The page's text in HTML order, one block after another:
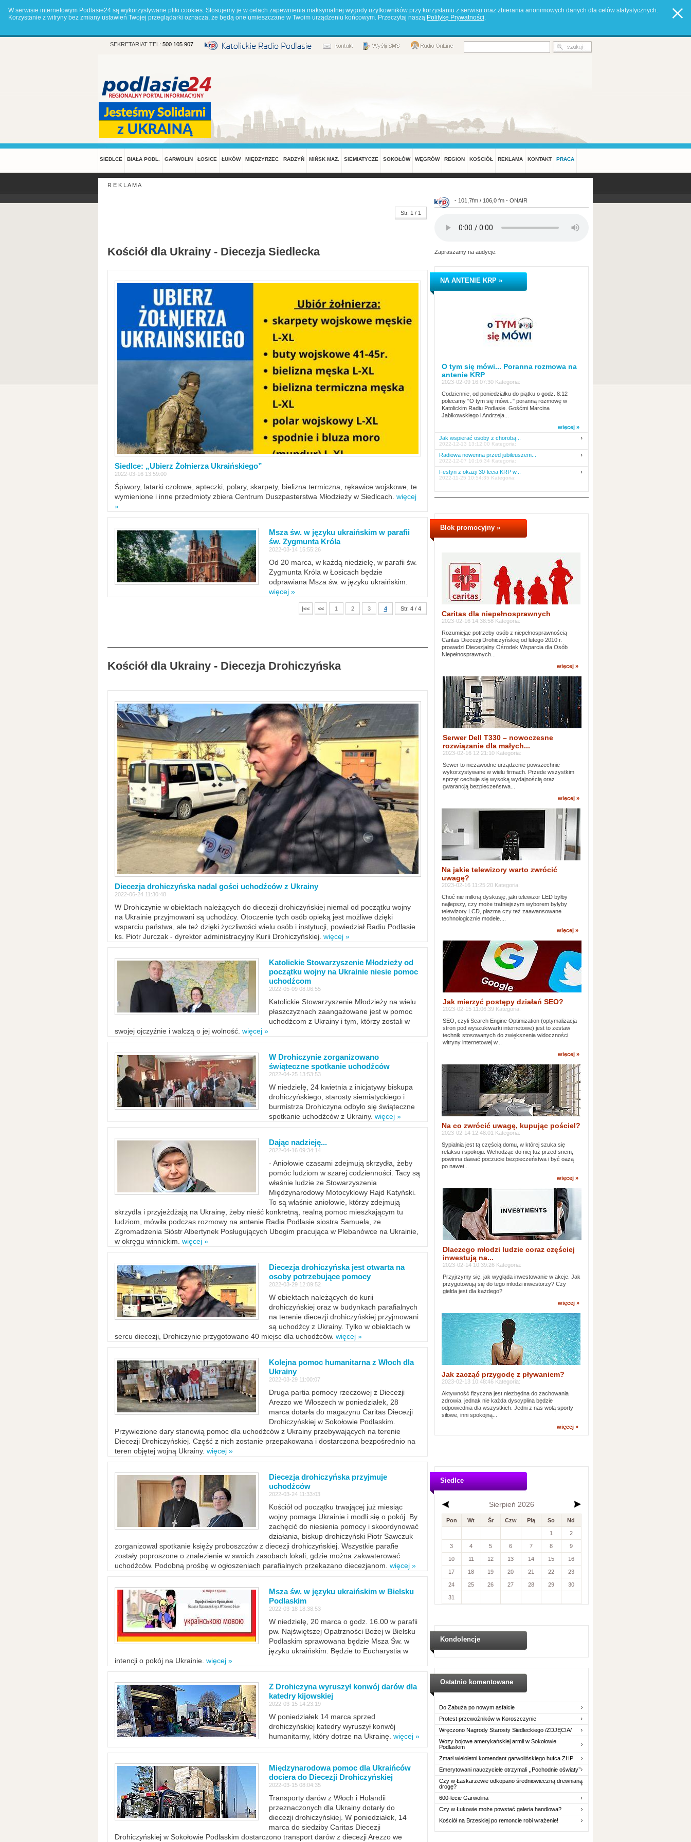
W serwisie internetowym Podlasie24 są wykorzystywane pliki cookies. Stosujemy je w celach zapewnienia maksymalnej wygody użytkowników przy korzystaniu z serwisu oraz zbierania anonimowych danych dla celów statystycznych.
Korzystanie z witryny bez zmiany ustawień Twojej przeglądarki oznacza, że będą one umieszczane w Twoim urządzeniu końcowym. Przeczytaj naszą Politykę Prywatności.
SEKRETARIAT TEL: 500 105 907
SIEDLCE BIAŁA PODL. GARWOLIN ŁOSICE ŁUKÓW MIĘDZYRZEC RADZYŃ MIŃSK MAZ. SIEMIATYCZE SOKOŁÓW WĘGRÓW REGION KOŚCIÓŁ REKLAMA KONTAKT PRACA
R E K L A M A
Str. 1 / 1
Kościół dla Ukrainy - Diecezja Siedlecka
Siedlce: „Ubierz Żołnierza Ukraińskiego”
2022-03-16 13:59:00
Śpiwory, latarki czołowe, apteczki, polary, skarpety, bielizna termiczna, rękawice wojskowe, te
wymienione i inne przedmioty zbiera Centrum Duszpasterstwa Młodzieży w Siedlcach. więcej
»
Msza św. w języku ukraińskim w parafii
św. Zygmunta Króla
2022-03-14 15:55:26
Od 20 marca, w każdą niedzielę, w parafii św.
Zygmunta Króla w Łosicach będzie
odprawiana Msza św. w języku ukraińskim.
więcej »
|<< << 1 2 3 4 Str. 4 / 4
Kościół dla Ukrainy - Diecezja Drohiczyńska
Diecezja drohiczyńska nadal gości uchodźców z Ukrainy
2022-06-24 11:30:48
W Drohiczynie w obiektach należących do diecezji drohiczyńskiej niemal od początku wojny
na Ukrainie przyjmowani są uchodźcy. Otoczenie tych osób opieką jest możliwe dzięki
wsparciu państwa, ale też dzięki życzliwości wielu osób i instytucji, powiedział Radiu Podlasie
ks. Piotr Jurczak - dyrektor administracyjny Kurii Drohiczyńskiej. więcej »
Katolickie Stowarzyszenie Młodzieży od
początku wojny na Ukrainie niesie pomoc
uchodźcom
2022-05-09 08:06:55
Katolickie Stowarzyszenie Młodzieży na wielu
płaszczyznach zaangażowane jest w pomoc
uchodźcom z Ukrainy i tym, którzy zostali w
swojej ojczyźnie i walczą o jej wolność. więcej »
W Drohiczynie zorganizowano
świąteczne spotkanie uchodźców
2022-04-25 13:53:53
W niedzielę, 24 kwietnia z inicjatywy biskupa
drohiczyńskiego, starosty siemiatyckiego i
burmistrza Drohiczyna odbyło się świąteczne
spotkanie uchodźców z Ukrainy. więcej »
Dając nadzieję...
2022-04-16 09:34:14
- Aniołowie czasami zdejmują skrzydła, żeby
pomóc ludziom w szarej codzienności. Tacy są
właśnie ludzie ze Stowarzyszenia
Międzynarodowy Motocyklowy Rajd Katyński.
To są właśnie aniołowie, którzy zdejmują
skrzydła i przyjeżdżają na Ukrainę, żeby nieść konkretną, realną pomoc mieszkającym tu
ludziom, mówiła podczas rozmowy na antenie Radia Podlasie siostra Samuela, ze
Zgromadzenia Sióstr Albertynek Posługujących Ubogim pracująca w Plebanówce na Ukrainie,
w okręgu winnickim. więcej »
Diecezja drohiczyńska jest otwarta na
osoby potrzebujące pomocy
2022-03-29 12:09:52
W obiektach należących do kurii
drohiczyńskiej oraz w budynkach parafialnych
na terenie diecezji drohiczyńskiej przyjmowani
są uchodźcy z Ukrainy. Tylko w obiektach w
sercu diecezji, Drohiczynie przygotowano 40 miejsc dla uchodźców. więcej »
Kolejna pomoc humanitarna z Włoch dla
Ukrainy
2022-03-29 11:00:07
Druga partia pomocy rzeczowej z Diecezji
Arezzo we Włoszech w poniedziałek, 28
marca dotarła do magazynu Caritas Diecezji
Drohiczyńskiej w Sokołowie Podlaskim.
Przywiezione dary stanowią pomoc dla uchodźców z Ukrainy przebywających na terenie
Diecezji Drohiczyńskiej. Część z nich zostanie przepakowana i dostarczona bezpośrednio na
teren objętej wojną Ukrainy. więcej »
Diecezja drohiczyńska przyjmuje
uchodźców
2022-03-24 11:33:03
Kościół od początku trwającej już miesiąc
wojny pomaga Ukrainie i modli się o pokój. By
zachęcić do niesienia pomocy i skoordynować
działania, biskup drohiczyński Piotr Sawczuk
zorganizował spotkanie księży proboszczów z diecezji drohiczyńskiej. Wszystkie parafie
zostały poproszone o znalezienie w swoich zasobach lokali, gdzie można zakwaterować
uchodźców. Podobną prośbę w ogłoszeniach parafialnych przekazano diecezjanom. więcej »
Msza św. w języku ukraińskim w Bielsku
Podlaskim
2022-03-18 18:38:53
W niedzielę, 20 marca o godz. 16.00 w parafii
pw. Najświętszej Opatrzności Bożej w Bielsku
Podlaskim sprawowana będzie Msza Św. w
języku ukraińskim. Będzie to Eucharystia w
intencji o pokój na Ukrainie. więcej »
Z Drohiczyna wyruszył konwój darów dla
katedry kijowskiej
2022-03-15 14:23:19
W poniedziałek 14 marca sprzed
drohiczyńskiej katedry wyruszył konwój
humanitarny, który dotrze na Ukrainę. więcej »
Międzynarodowa pomoc dla Ukraińców
dociera do Diecezji Drohiczyńskiej
2022-03-15 08:04:35
Transporty darów z Włoch i Holandii
przeznaczonych dla Ukrainy dotarły do
diecezji drohiczyńskiej. W poniedziałek, 14
marca do siedziby Caritas Diecezji
Drohiczyńskiej w Sokołowie Podlaskim dostarczono transport darów z diecezji Arezzo we
- 101,7fm / 106,0 fm - ONAIR
Zapraszamy na audycje:
NA ANTENIE KRP »
O tym się mówi... Poranna rozmowa na
antenie KRP
2023-02-09 16:07:30 Kategoria:
Codziennie, od poniedziałku do piątku o godz. 8:12
polecamy "O tym się mówi..." poranną rozmowę w
Katolickim Radiu Podlasie. Gośćmi Marcina
Jabłkowskiego i Andrzeja...
więcej »
Jak wspierać osoby z chorobą...
2022-12-13 13:12:00 Kategoria:
Radiowa nowenna przed jubileuszem...
2022-12-07 10:16:34 Kategoria:
Festyn z okazji 30-lecia KRP w...
2022-11-25 10:54:35 Kategoria:
Blok promocyjny »
Caritas dla niepełnosprawnych
2023-02-16 14:38:58 Kategoria:
Rozumiejąc potrzeby osób z niepełnosprawnością
Caritas Diecezji Drohiczyńskiej od lutego 2010 r.
prowadzi Diecezjalny Ośrodek Wsparcia dla Osób
Niepełnosprawnych...
więcej »
Serwer Dell T330 – nowoczesne
rozwiązanie dla małych...
2023-02-16 12:21:10 Kategoria:
Sewer to niezawodne urządzenie powszechnie
wykorzystywane w wielu firmach. Przede wszystkim
sprzęt cechuje się wysoką wydajnością oraz
gwarancją bezpieczeństwa...
więcej »
Na jakie telewizory warto zwrócić
uwagę?
2023-02-16 11:25:20 Kategoria:
Choć nie milkną dyskusję, jaki telewizor LED byłby
najlepszy, czy może trafniejszym wyborem byłyby
telewizory LCD, plazma czy też zaawansowane
technologicznie modele....
więcej »
Jak mierzyć postępy działań SEO?
2023-02-15 11:06:39 Kategoria:
SEO, czyli Search Engine Optimization (optymalizacja
stron pod wyszukiwarki internetowe) jest to zestaw
technik stosowanych do zwiększenia widoczności
witryny internetowej w...
więcej »
Na co zwrócić uwagę, kupując pościel?
2023-02-14 12:48:01 Kategoria:
Sypialnia jest tą częścią domu, w której szuka się
relaksu i spokoju. Wchodząc do niej tuż przed snem,
powinna dawać poczucie bezpieczeństwa i być oazą
po nawet...
więcej »
Dlaczego młodzi ludzie coraz częściej
inwestują na...
2023-02-14 10:39:26 Kategoria:
Przyjrzymy się, jak wygląda inwestowanie w akcje. Jak
przygotowują się do tego młodzi inwestorzy? Czy
giełda jest dla każdego?
więcej »
Jak zacząć przygodę z pływaniem?
2023-02-13 10:48:46 Kategoria:
Aktywność fizyczna jest niezbędna do zachowania
zdrowia, jednak nie każda dyscyplina będzie
odpowiednia dla wszystkich. Jedni z nas wolą sporty
siłowe, inni spokojną...
więcej »
Siedlce
Sierpień 2026
Pon Wt Śr Czw Pią So Nd
1 2
3 4 5 6 7 8 9
10 11 12 13 14 15 16
17 18 19 20 21 22 23
24 25 26 27 28 29 30
31
Kondolencje
Ostatnio komentowane
Do Zabuża po nowym asfalcie
Protest przewoźników w Koroszczynie
Wręczono Nagrody Starosty Siedleckiego /ZDJĘCIA/
Wozy bojowe amerykańskiej armii w Sokołowie
Podlaskim
Zmarł wieloletni komendant garwolińskiego hufca ZHP
Emerytowani nauczyciele otrzymali ,,Pochodnie oświaty’’
Czy w Łaskarzewie odkopano średniowieczną drewnianą
drogę?
600-lecie Garwolina
Czy w Łukowie może powstać galeria handlowa?
Kościół na Brzeskiej po remoncie robi wrażenie!